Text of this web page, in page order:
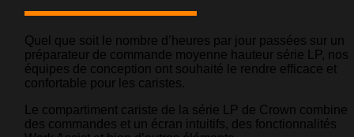
Quel que soit le nombre d’heures par jour passées sur un
préparateur de commande moyenne hauteur série LP, nos
équipes de conception ont souhaité le rendre efficace et
confortable pour les caristes.
Le compartiment cariste de la série LP de Crown combine
des commandes et un écran intuitifs, des fonctionnalités